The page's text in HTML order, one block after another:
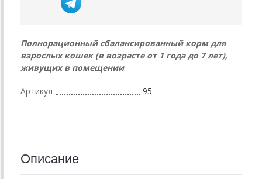
Полнорационный сбалансированный корм для
взрослых кошек (в возрасте от 1 года до 7 лет),
живущих в помещении
Артикул 95
Описание